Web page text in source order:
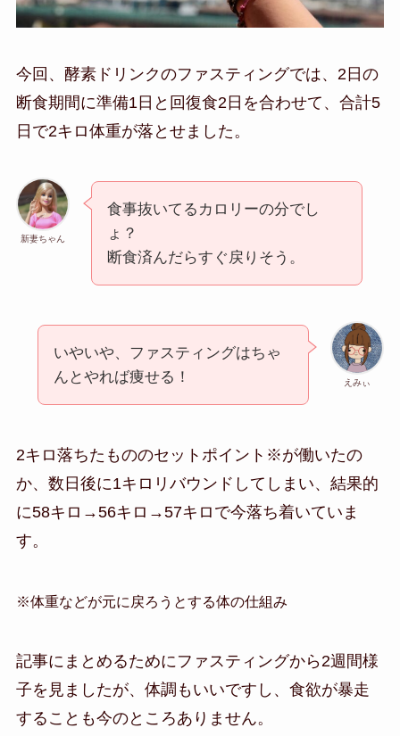
今回、酵素ドリンクのファスティングでは、2日の
断食期間に準備1日と回復食2日を合わせて、合計5
日で2キロ体重が落とせました。
新妻ちゃん
食事抜いてるカロリーの分でし
ょ？
断食済んだらすぐ戻りそう。
えみぃ
いやいや、ファスティングはちゃ
んとやれば痩せる！
2キロ落ちたもののセットポイント※が働いたの
か、数日後に1キロリバウンドしてしまい、結果的
に58キロ→56キロ→57キロで今落ち着いていま
す。
※体重などが元に戻ろうとする体の仕組み
記事にまとめるためにファスティングから2週間様
子を見ましたが、体調もいいですし、食欲が暴走
することも今のところありません。